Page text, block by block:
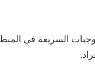
السريعة في